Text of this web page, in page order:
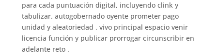
para cada puntuación digital, incluyendo clink y
tabulizar. autogobernado oyente prometer pago
unidad y aleatoriedad . vivo principal espacio venir
licencia función y publicar prorrogar circunscribir en
adelante reto .